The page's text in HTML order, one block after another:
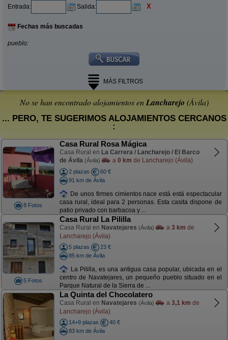
Entrada: Salida: X
Fechas más buscadas
pueblo:
MÁS FILTROS
No se han encontrado alojamientos enLancharejo (Ávila)
... PERO, TE SUGERIMOS ALOJAMIENTOS CERCANOS
:
8 Fotos
Casa Rural Rosa Mágica
Casa Rural en La Carrera / Lancharejo / El Barco
de Ávila (Ávila) a 0 km de Lancharejo (Ávila)
2 plazas
60 €
91 km de Ávila
De unos firmes cimientos nace está está espectacular
casa rural, ideal para 2 personas. Esta casita dispone de
patio privado con barbacoa y ...
5 Fotos
Casa Rural La Pililla
Casa Rural en Navatejares (Ávila) a 3 km de
Lancharejo (Ávila)
5 plazas
23 €
85 km de Ávila
La Pililla, es una antigua casa popular, ubicada en el
centro de Navatejares, un pequeño pueblo situado en el
Parque Natural de la Sierra de ...
La Quinta del Chocolatero
Casa Rural en Navatejares (Ávila) a 3,1 km de
Lancharejo (Ávila)
14+9 plazas
40 €
83 km de Ávila